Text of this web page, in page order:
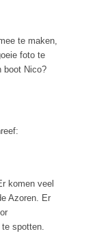
te maken,
foto te
boot Nico?
komen veel
Azoren. Er
spotten.